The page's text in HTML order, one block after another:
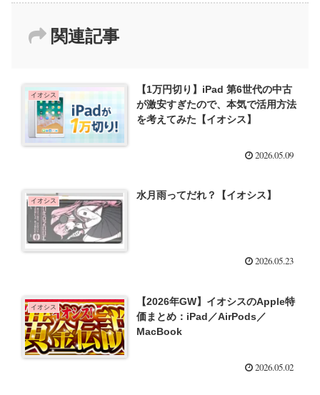
関連記事
イオシス
【1万円切り】iPad 第6世代の中古
が激安すぎたので、本気で活用方法
を考えてみた【イオシス】
2026.05.09
イオシス 水月雨ってだれ？【イオシス】
2026.05.23
イオシス
【2026年GW】イオシスのApple特
価まとめ：iPad／AirPods／
MacBook
2026.05.02